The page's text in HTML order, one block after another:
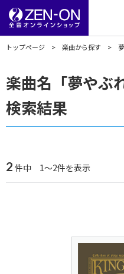
トップページ 楽曲から探す
楽曲名「夢や
検索結果
2 件中 1～2件を表示